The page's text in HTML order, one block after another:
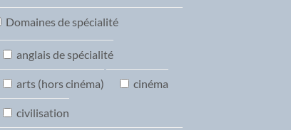
Domaines de spécialité
anglais de spécialité
arts (hors cinéma) cinéma
civilisation